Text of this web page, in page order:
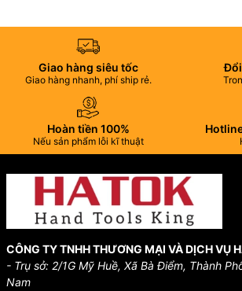
Giao hàng siêu tốc
Giao hàng nhanh, phí ship rẻ.
Đổi
Hoàn tiền 100%
Nếu sản phẩm lỗi kĩ thuật
CÔNG TY TNHH THƯƠNG MẠI VÀ DỊCH VỤ
- Trụ sở: 2/1G Mỹ Huề, Xã Bà Điểm, Thành
Nam